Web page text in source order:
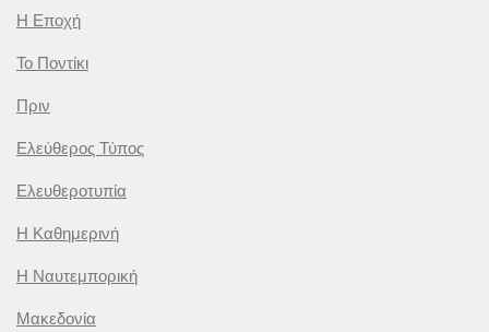
Η Εποχή
Το Ποντίκι
Πριν
Ελεύθερος Τύπος
Ελευθεροτυπία
Η Καθημερινή
Η Ναυτεμπορική
Μακεδονία